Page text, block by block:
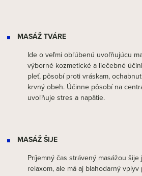
MASÁŽ TVÁRE
Ide o veľmi obľúbenú uvoľňujúcu
výborné kozmetické a liečebné
pleť, pôsobí proti vráskam,
krvný obeh. Účinne pôsobí na
uvoľňuje stres a napätie.
MASÁŽ ŠIJE
Príjemný čas strávený masážou
relaxom, ale má aj blahodarný